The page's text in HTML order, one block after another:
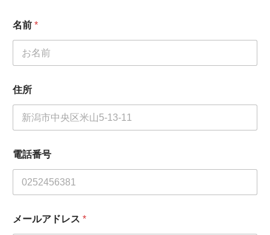
名前 *
住所
電話番号
メールアドレス *